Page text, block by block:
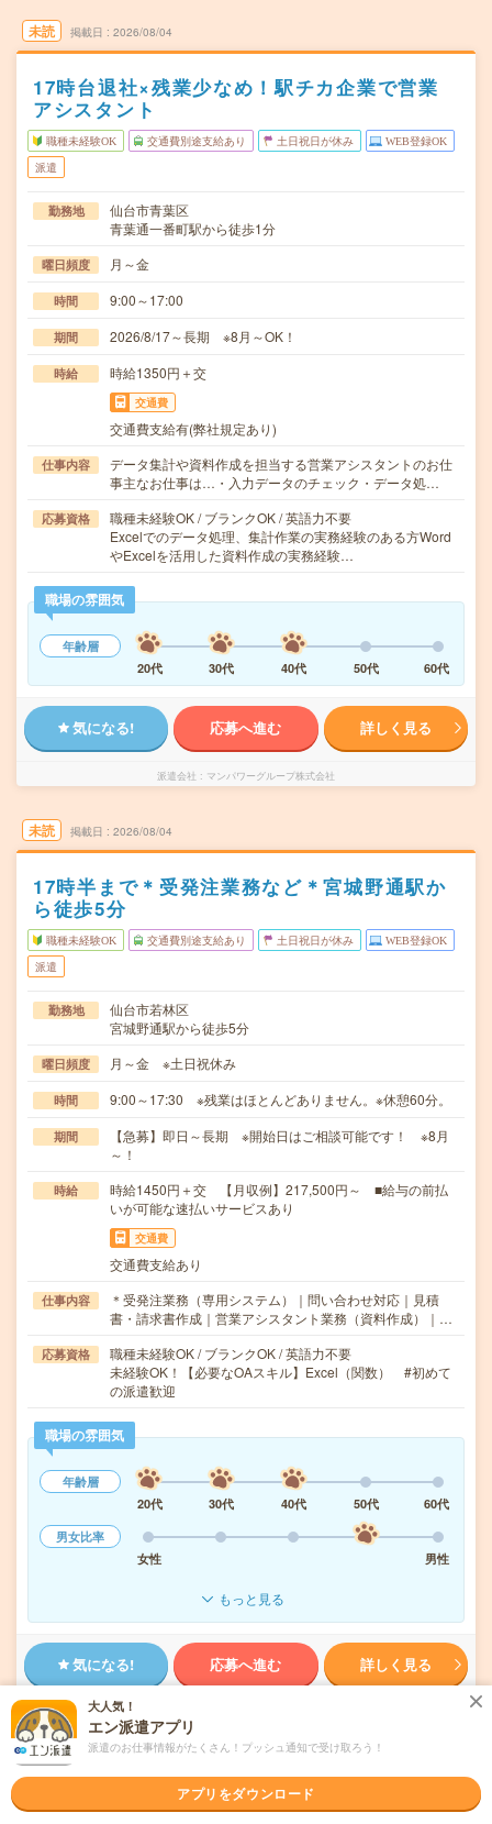
未読 掲載日 2026/08/04
17時台退社×残業少なめ！駅チカ企業で営業
アシスタント
職種未経験OK 交通費別途支給あり 土日祝日が休み WEB登録OK
派遣
勤務地
仙台市青葉区
青葉通一番町駅から徒歩1分
曜日頻度 月～金
時間 9:00～17:00
期間 2026/8/17～長期 ※8月～OK！
時給 時給1350円＋交
交通費
交通費支給有(弊社規定あり)
仕事内容
データ集計や資料作成を担当する営業アシスタントのお仕
事主なお仕事は…・入力データのチェック・データ処…
応募資格
職種未経験OK / ブランクOK / 英語力不要
Excelでのデータ処理、集計作業の実務経験のある方Word
やExcelを活用した資料作成の実務経験…
職場の雰囲気
年齢層
20代
30代 40代 50代 60代
気になる! 応募へ進む 詳しく見る
派遣会社 マンパワーグループ株式会社
未読 掲載日 2026/08/04
17時半まで＊受発注業務など＊宮城野通駅か
ら徒歩5分
職種未経験OK 交通費別途支給あり 土日祝日が休み WEB登録OK
派遣
勤務地
仙台市若林区
宮城野通駅から徒歩5分
曜日頻度 月～金 ※土日祝休み
時間 9:00～17:30 ※残業はほとんどありません。※休憩60分。
期間
【急募】即日～長期 ※開始日はご相談可能です！ ※8月
～！
時給
時給1450円＋交 【月収例】217,500円～ ■給与の前払
いが可能な速払いサービスあり
交通費
交通費支給あり
仕事内容
＊受発注業務（専用システム）｜問い合わせ対応｜見積
書・請求書作成｜営業アシスタント業務（資料作成）｜…
応募資格
職種未経験OK / ブランクOK / 英語力不要
未経験OK！【必要なOAスキル】Excel（関数） #初めて
の派遣歓迎
職場の雰囲気
年齢層
20代
30代 40代 50代
60代
男女比率
女性
男性
もっと見る
気になる! 応募へ進む 詳しく見る
未読 掲載日
大人気！
エン派遣アプリ
派遣のお仕事情報がたくさん！プッシュ通知で受け取ろう！
アプリをダウンロード